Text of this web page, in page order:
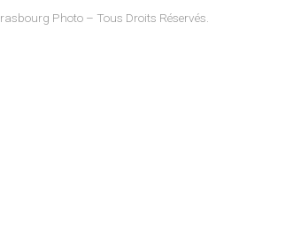
Photo – Tous Droits Réservés.